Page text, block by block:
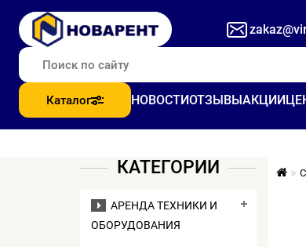
Каталог НОВОСТИОТЗЫВЫАКЦИИ
КАТЕГОРИИ
АРЕНДА ТЕХНИКИ И
ОБОРУДОВАНИЯ